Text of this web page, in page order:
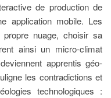
de production de
application mobile. Les
nuage, choisir sa
ainsi un micro-climat
apprentis géo-
les contradictions et
technologiques :